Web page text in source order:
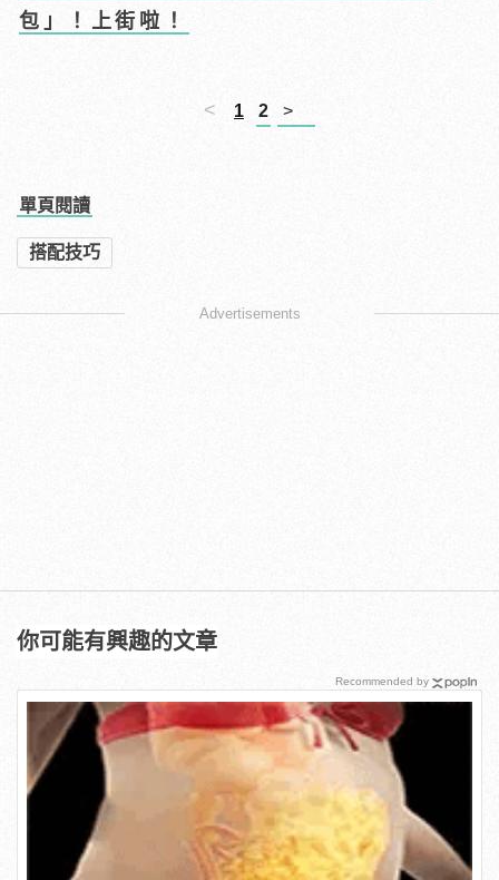
包」！上街啦！
< 1 2 >
單頁閱讀
搭配技巧
Advertisements
你可能有興趣的文章
Recommended by